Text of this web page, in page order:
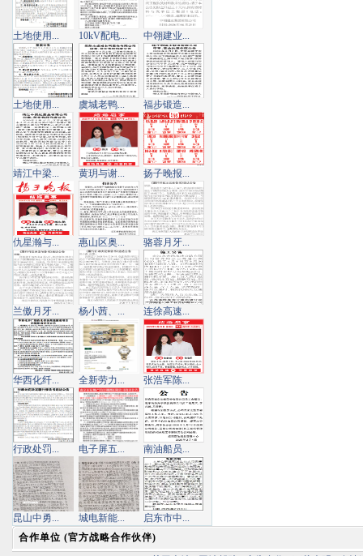
土地使用... 10kV配电... 中翎建业...
土地使用... 虞城老鸭... 福步锻造...
靖江中梁... 黄玥与谢... 扬子晚报...
仇星瀚与... 惠山区奥... 骆蓉月牙...
兰傲月牙... 杨小茜、... 连徐高速...
华西化纤... 全新劳力... 张浩军陈...
行政处罚... 电子屏五... 南油船员...
昆山中勇... 城电新能...
启东市中...
合作单位 (官方战略合作伙伴)